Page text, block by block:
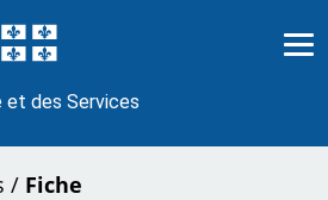
et des Services
/ Fiche